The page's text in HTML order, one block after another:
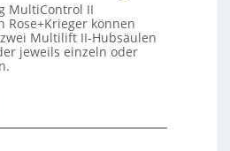
MultiControl II
Rose+Krieger können
Multilift II-Hubsäulen
jeweils einzeln oder